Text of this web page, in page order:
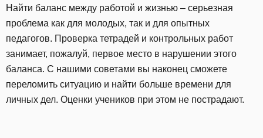
Найти баланс между работой и жизнью – серьезная
проблема как для молодых, так и для опытных
педагогов. Проверка тетрадей и контрольных работ
занимает, пожалуй, первое место в нарушении этого
баланса. С нашими советами вы наконец сможете
переломить ситуацию и найти больше времени для
личных дел. Оценки учеников при этом не пострадают.